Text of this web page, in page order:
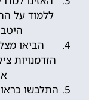
ללמוד על
הביאו
הזדמנויות
התלבשו